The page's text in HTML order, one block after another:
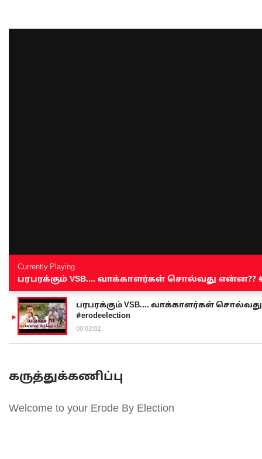
Currently Playing
பரபரக்கும் VSB.... வாக்காளர்கள் சொல்வது என்ன??
பரபரக்கும் VSB.... வாக்காளர்கள் சொல்வது
#erodeelection
00:03:02
கருத்துக்கணிப்பு
Welcome to your Erode By Election